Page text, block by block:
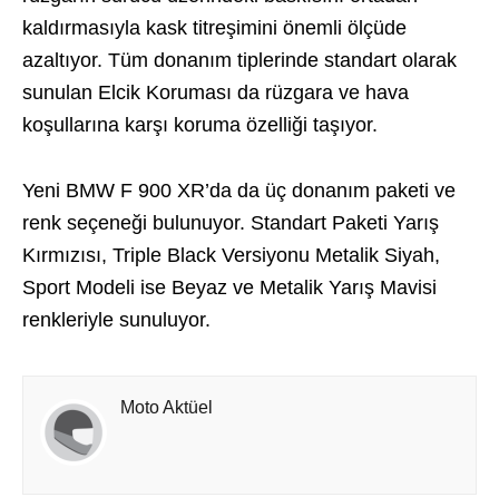
kaldırmasıyla kask titreşimini önemli ölçüde
azaltıyor. Tüm donanım tiplerinde standart olarak
sunulan Elcik Koruması da rüzgara ve hava
koşullarına karşı koruma özelliği taşıyor.
Yeni BMW F 900 XR’da da üç donanım paketi ve
renk seçeneği bulunuyor. Standart Paketi Yarış
Kırmızısı, Triple Black Versiyonu Metalik Siyah,
Sport Modeli ise Beyaz ve Metalik Yarış Mavisi
renkleriyle sunuluyor.
Moto Aktüel